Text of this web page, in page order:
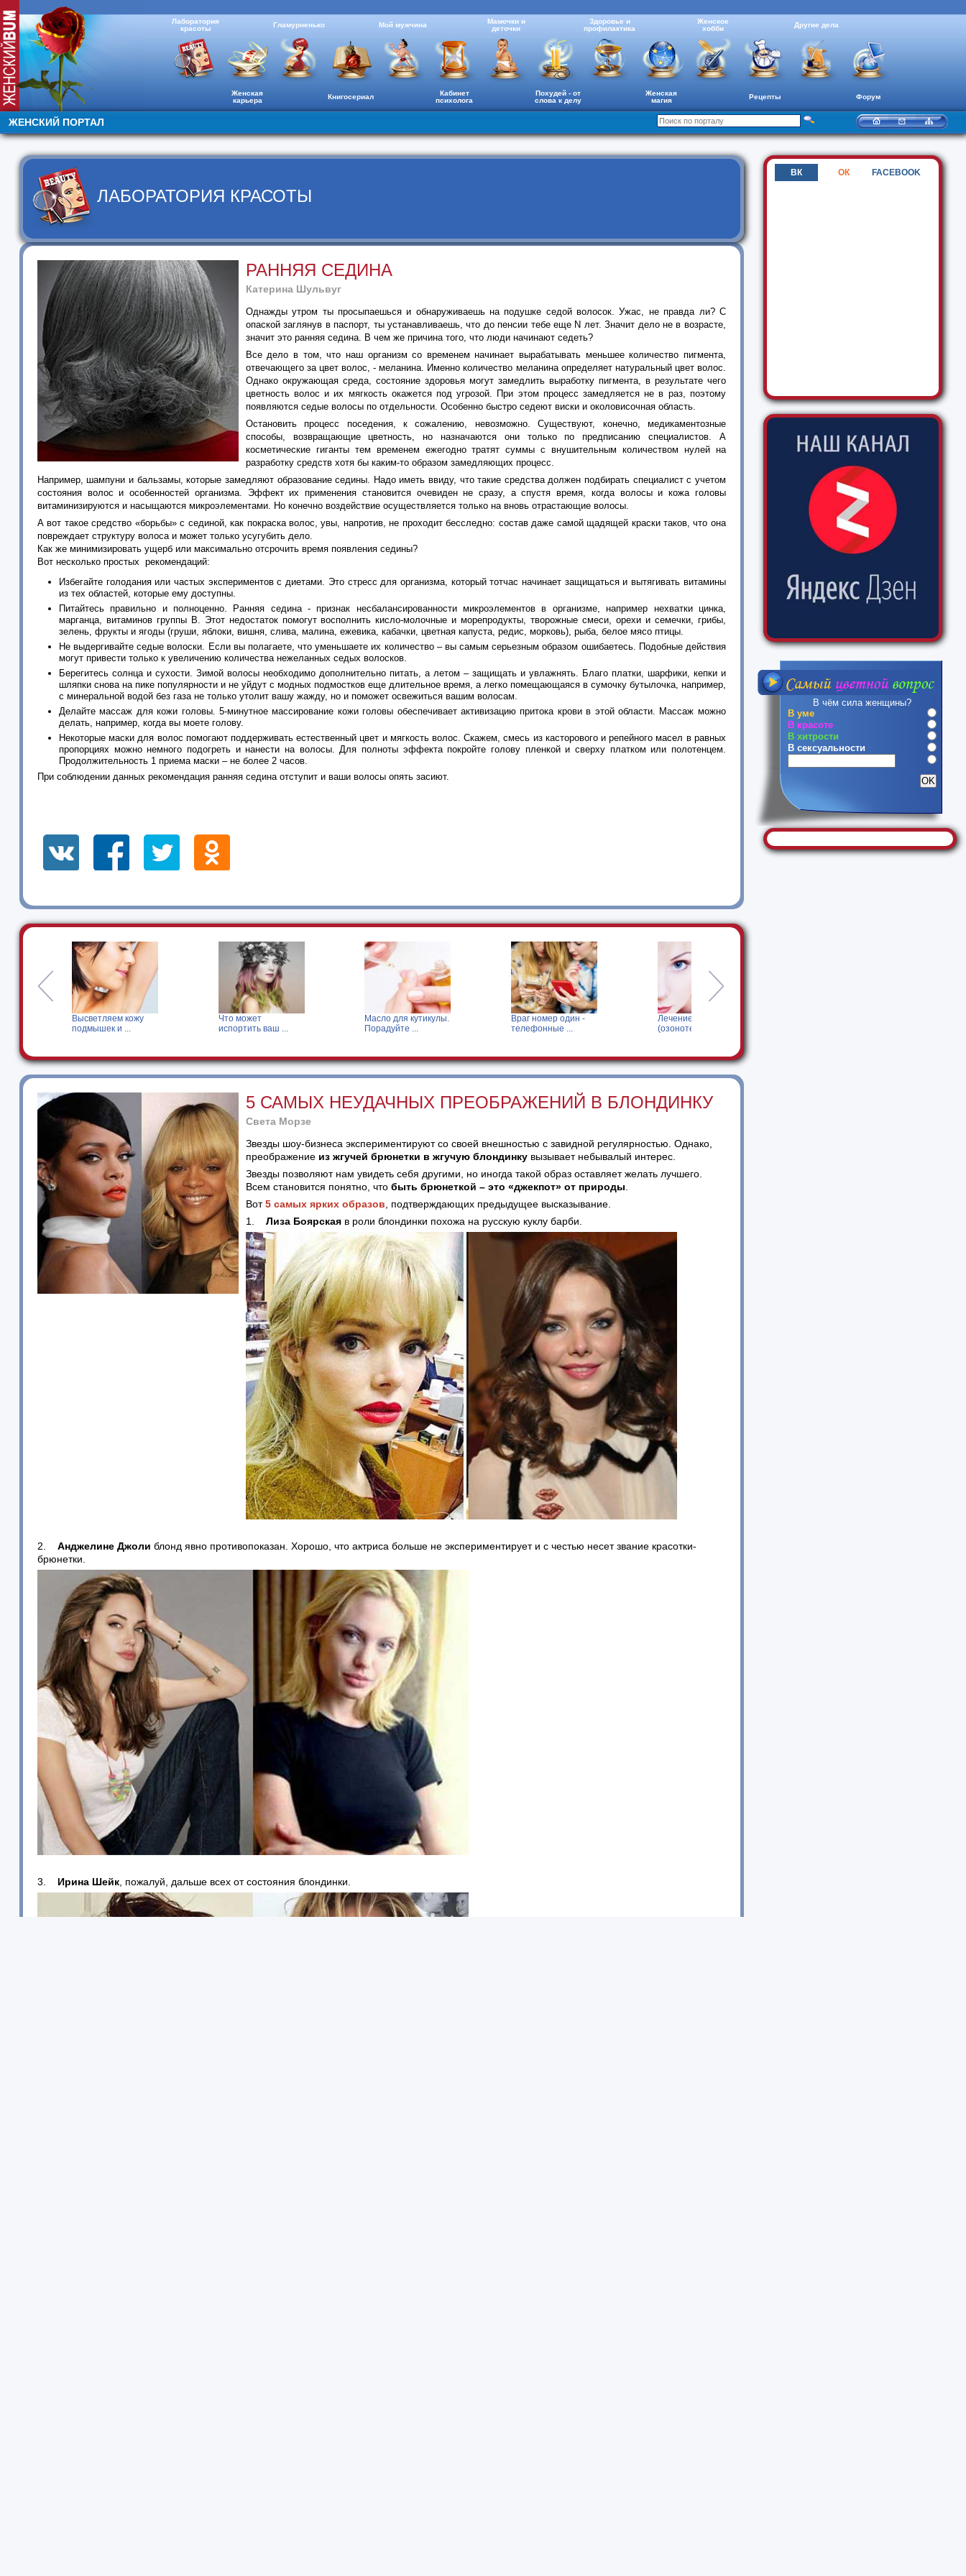
Лаборатория
красоты
Гламурненько Мой мужчина
Мамочки и
деточки
Здоровье и
профилактика
Женское
хобби
Другие дела
Женская
карьера
Книгосериал
Кабинет
психолога
Похудей - от
слова к делу
Женская
магия
Рецепты Форум
ЖЕНСКИЙ ПОРТАЛ
ЛАБОРАТОРИЯ КРАСОТЫ
РАННЯЯ СЕДИНА
Катерина Шульвуг
Однажды утром ты просыпаешься и обнаруживаешь на подушке седой волосок. Ужас, не правда ли? С
опаской заглянув в паспорт, ты устанавливаешь, что до пенсии тебе еще N лет. Значит дело не в возрасте,
значит это ранняя седина. В чем же причина того, что люди начинают седеть?
Все дело в том, что наш организм со временем начинает вырабатывать меньшее количество пигмента,
отвечающего за цвет волос, - меланина. Именно количество меланина определяет натуральный цвет волос.
Однако окружающая среда, состояние здоровья могут замедлить выработку пигмента, в результате чего
цветность волос и их мягкость окажется под угрозой. При этом процесс замедляется не в раз, поэтому
появляются седые волосы по отдельности. Особенно быстро седеют виски и околовисочная область.
Остановить процесс поседения, к сожалению, невозможно. Существуют, конечно, медикаментозные
способы, возвращающие цветность, но назначаются они только по предписанию специалистов. А
косметические гиганты тем временем ежегодно тратят суммы с внушительным количеством нулей на
разработку средств хотя бы каким-то образом замедляющих процесс.
Например, шампуни и бальзамы, которые замедляют образование седины. Надо иметь ввиду, что такие средства должен подбирать специалист с учетом
состояния волос и особенностей организма. Эффект их применения становится очевиден не сразу, а спустя время, когда волосы и кожа головы
витаминизируются и насыщаются микроэлементами. Но конечно воздействие осуществляется только на вновь отрастающие волосы.
А вот такое средство «борьбы» с сединой, как покраска волос, увы, напротив, не проходит бесследно: состав даже самой щадящей краски таков, что она
повреждает структуру волоса и может только усугубить дело.
Как же минимизировать ущерб или максимально отсрочить время появления седины?
Вот несколько простых рекомендаций:
Избегайте голодания или частых экспериментов с диетами. Это стресс для организма, который тотчас начинает защищаться и вытягивать витамины
из тех областей, которые ему доступны.
Питайтесь правильно и полноценно. Ранняя седина - признак несбалансированности микроэлементов в организме, например нехватки цинка,
марганца, витаминов группы В. Этот недостаток помогут восполнить кисло-молочные и морепродукты, творожные смеси, орехи и семечки, грибы,
зелень, фрукты и ягоды (груши, яблоки, вишня, слива, малина, ежевика, кабачки, цветная капуста, редис, морковь), рыба, белое мясо птицы.
Не выдергивайте седые волоски. Если вы полагаете, что уменьшаете их количество – вы самым серьезным образом ошибаетесь. Подобные действия
могут привести только к увеличению количества нежеланных седых волосков.
Берегитесь солнца и сухости. Зимой волосы необходимо дополнительно питать, а летом – защищать и увлажнять. Благо платки, шарфики, кепки и
шляпки снова на пике популярности и не уйдут с модных подмостков еще длительное время, а легко помещающаяся в сумочку бутылочка, например,
с минеральной водой без газа не только утолит вашу жажду, но и поможет освежиться вашим волосам.
Делайте массаж для кожи головы. 5-минутное массирование кожи головы обеспечивает активизацию притока крови в этой области. Массаж можно
делать, например, когда вы моете голову.
Некоторые маски для волос помогают поддерживать естественный цвет и мягкость волос. Скажем, смесь из касторового и репейного масел в равных
пропорциях можно немного подогреть и нанести на волосы. Для полноты эффекта покройте голову пленкой и сверху платком или полотенцем.
Продолжительность 1 приема маски – не более 2 часов.
При соблюдении данных рекомендация ранняя седина отступит и ваши волосы опять засиют.
Что может
испортить ваш ...
Масло для кутикулы.
Порадуйте ...
Враг номер один -
телефонные ...
Лечение озоном
(озонотерапия)
Рецепты красоты
Клеопатры
5 САМЫХ НЕУДАЧНЫХ ПРЕОБРАЖЕНИЙ В БЛОНДИНКУ
Света Морзе
Звезды шоу-бизнеса экспериментируют со своей внешностью с завидной регулярностью. Однако,
преображение из жгучей брюнетки в жгучую блондинкувызывает небывалый интерес.
Звезды позволяют нам увидеть себя другими, но иногда такой образ оставляет желать лучшего.
Всем становится понятно, что быть брюнеткой – это «джекпот» от природы
Вот5 самых ярких образов , подтверждающих предыдущее высказывание.
1. Лиза Боярскаяв роли блондинки похожа на русскую куклу барби.
2. Анджелине Джоли блонд явно противопоказан. Хорошо, что актриса больше не экспериментирует и с честью несет звание красотки-
брюнетки.
3. Ирина Шейк, пожалуй, дальше всех от состояния блондинки.
ВК ОК FACEBOOK
В чём сила женщины?
В уме
В красоте
В хитрости
В сексуальности